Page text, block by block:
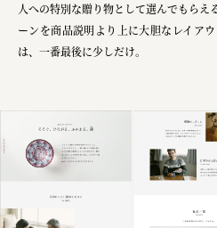
フジ物産株式会社
ユウキ食品株式会社, 株式会
野村不動産ビルディング株
大堀相馬焼陶吉郎窯
株式会社ゼロワンブースター
人への特別な贈り物として選んでもらえ
ーンを商品説明より上に大胆なレイア
は、一番最後に少しだけ。